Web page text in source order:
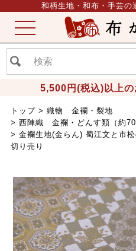
和柄生地・和布・手芸の
5,500円(税込)以上
ME
NU
トップ
織物 金襴・裂地
西陣織 金襴・どんす類（約
金襴生地(金らん) 蜀江文と市
切り売り